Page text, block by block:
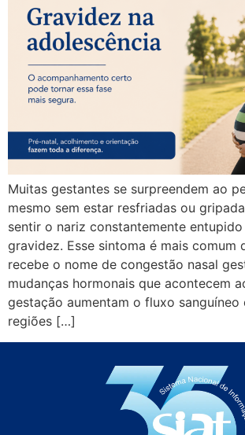
Muitas gestantes se surpreendem ao
mesmo sem estar resfriadas ou
sentir o nariz constantemente
gravidez. Esse sintoma é mais comum
recebe o nome de congestão nasal
mudanças hormonais que acontecem
gestação aumentam o fluxo sanguíneo
regiões […]